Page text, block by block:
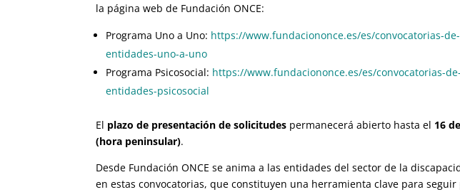
la página web de Fundación ONCE:
Programa Uno a Uno: https://www.fundaciononce.es/es/convocatorias-
entidades-uno-a-uno
Programa Psicosocial: https://www.fundaciononce.es/es/convocatorias-
entidades-psicosocial
El plazo de presentación de solicitudes permanecerá abierto hasta el 16
(hora peninsular).
Desde Fundación ONCE se anima a las entidades del sector de la
en estas convocatorias, que constituyen una herramienta clave para